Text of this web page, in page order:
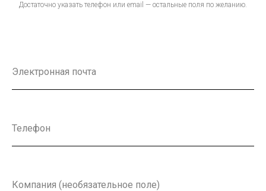
Достаточно указать телефон или email — остальные поля по желанию.